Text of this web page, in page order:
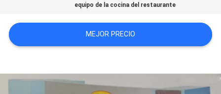
CASOS
VR
equipo de la cocina del restaurante
MEJOR PRECIO